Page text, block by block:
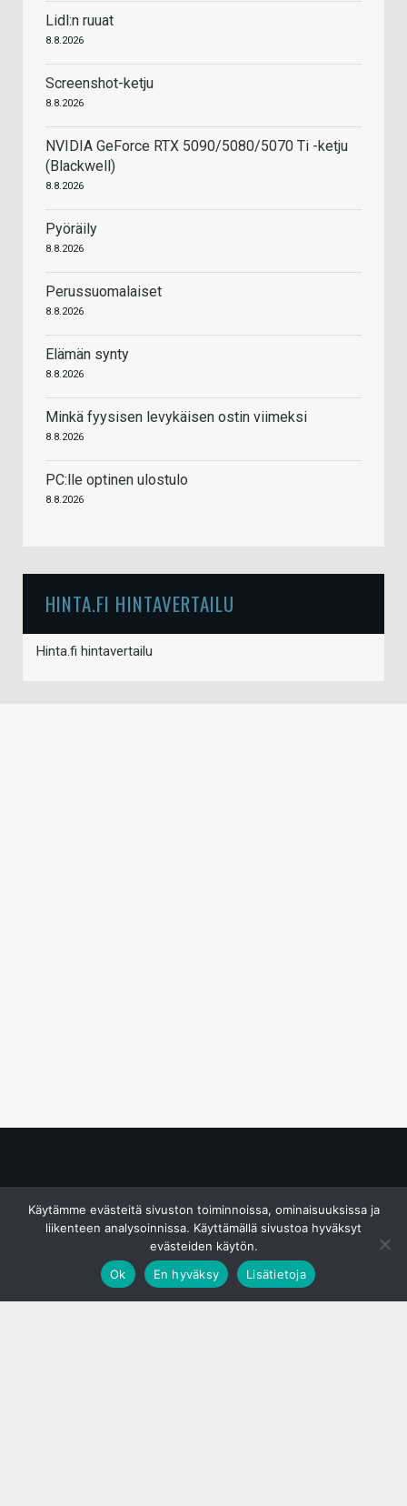
Lidl:n ruuat
8.8.2026
Screenshot-ketju
8.8.2026
NVIDIA GeForce RTX 5090/5080/5070 Ti -ketju
(Blackwell)
8.8.2026
Pyöräily
8.8.2026
Perussuomalaiset
8.8.2026
Elämän synty
8.8.2026
Minkä fyysisen levykäisen ostin viimeksi
8.8.2026
PC:lle optinen ulostulo
8.8.2026
HINTA.FI HINTAVERTAILU
Hinta.fi hintavertailu
Käytämme evästeitä sivuston toiminnoissa, ominaisuuksissa ja
liikenteen analysoinnissa. Käyttämällä sivustoa hyväksyt
evästeiden käytön.
Ok
En hyväksy Lisätietoja